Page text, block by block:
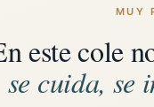
MUY
este cole
se cuida, se